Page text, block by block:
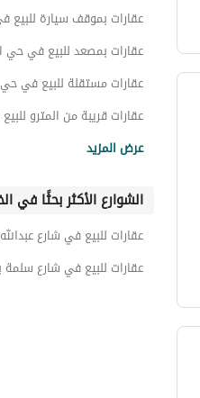
عقارات بموقف سيارة للبيع
عقارات بمصعد للبيع في حي
عقارات مستقلة للبيع في حي
عقارات قريبة من المترو
عرض المزيد
الشوارع الأكثر بحثًا في
عقارات للبيع في شارع
عقارات للبيع في شارع